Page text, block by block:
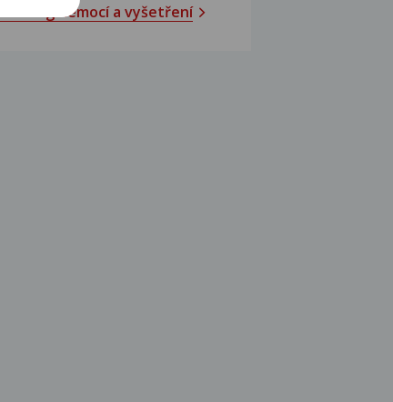
Katalog nemocí a vyšetření